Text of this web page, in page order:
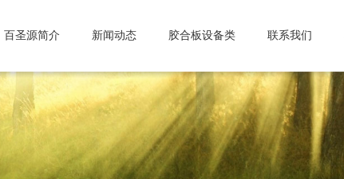
百圣源简介 新闻动态 胶合板设备类 联系我们